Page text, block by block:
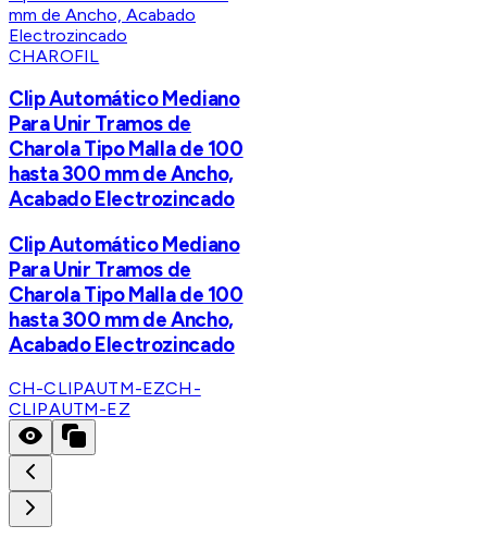
CHAROFIL
Clip Automático Mediano
Para Unir Tramos de
Charola Tipo Malla de 100
hasta 300 mm de Ancho,
Acabado Electrozincado
Clip Automático Mediano
Para Unir Tramos de
Charola Tipo Malla de 100
hasta 300 mm de Ancho,
Acabado Electrozincado
CH-CLIPAUTM-EZCH-
CLIPAUTM-EZ